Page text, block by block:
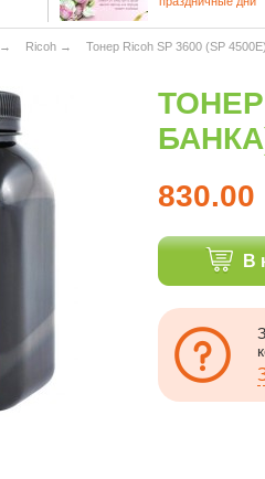
→ Ricoh → Тонер Ricoh SP 3600 (SP
ТОНЕР
830.00
В